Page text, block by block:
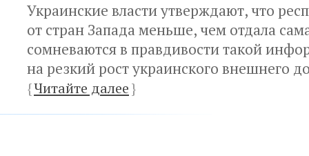
Украинские власти утверждают, что
от стран Запада меньше, чем отдала
сомневаются в правдивости такой
на резкий рост украинского внешнего
{Читайте далее}